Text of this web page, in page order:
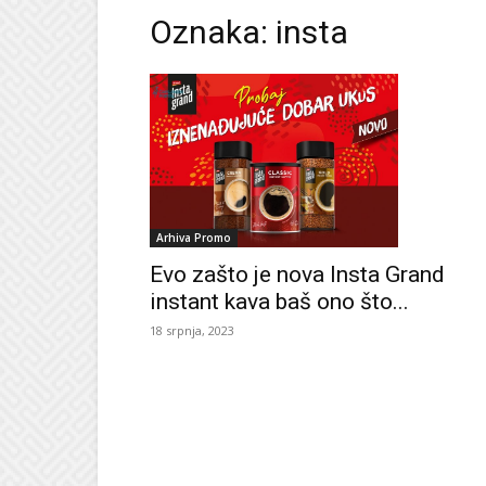
Oznaka: insta
Arhiva Promo
Evo zašto je nova Insta Grand
instant kava baš ono što...
18 srpnja, 2023